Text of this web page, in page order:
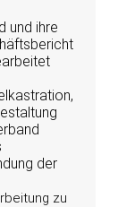
und ihre
der
zu